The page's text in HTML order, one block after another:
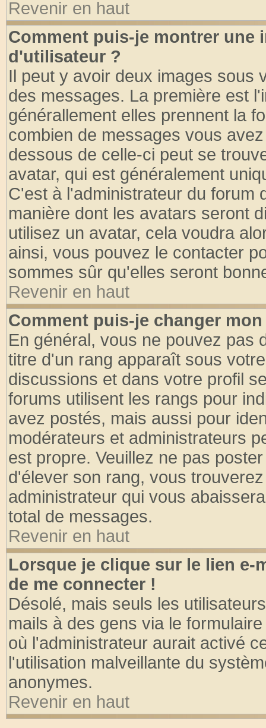
Revenir en haut
Comment puis-je montrer une
d'utilisateur ?
Il peut y avoir deux images sous
des messages. La première est
générallement elles prennent la
combien de messages vous
dessous de celle-ci peut se
avatar, qui est généralement
C'est à l'administrateur du forum
manière dont les avatars seront
utilisez un avatar, cela voudra
ainsi, vous pouvez le contacter
sommes sûr qu'elles seront
Revenir en haut
Comment puis-je changer
En général, vous ne pouvez pas
titre d'un rang apparaît sous
discussions et dans votre profil
forums utilisent les rangs pour
avez postés, mais aussi pour
modérateurs et administrateurs
est propre. Veuillez ne pas
d'élever son rang, vous
administrateur qui vous
total de messages.
Revenir en haut
Lorsque je clique sur le lien e-
de me connecter !
Désolé, mais seuls les
mails à des gens via le
où l'administrateur aurait activé
l'utilisation malveillante du
anonymes.
Revenir en haut